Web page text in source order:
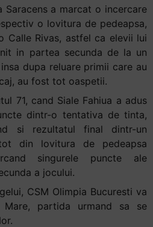
Saracens a marcat o incercare
o lovitura de pedeapsa,
Calle Rivas, astfel ca elevii lui
in partea secunda de la un
dupa reluare primii care au
au fost tot oaspetii.
71, cand Siale Fahiua a adus
dintr-o tentativa de tinta,
si rezultatul final dintr-un
din lovitura de pedeapsa
singurele puncte ale
a jocului.
CSM Olimpia Bucuresti va
partida urmand sa se